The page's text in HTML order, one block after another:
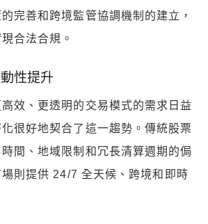
完善和跨境監管協調機制的建立，
合法合規。
性提升
效、更透明的交易模式的需求日益
很好地契合了這一趨勢。傳統股票
間、地域限制和冗長清算週期的侷
則提供 24/7 全天候、跨境和即時